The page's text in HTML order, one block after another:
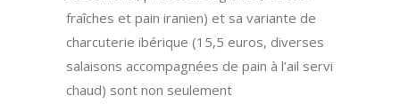
fraîches et pain iranien) et sa variante de
charcuterie ibérique (15,5 euros, diverses
salaisons accompagnées de pain à l’ail servi
chaud) sont non seulement